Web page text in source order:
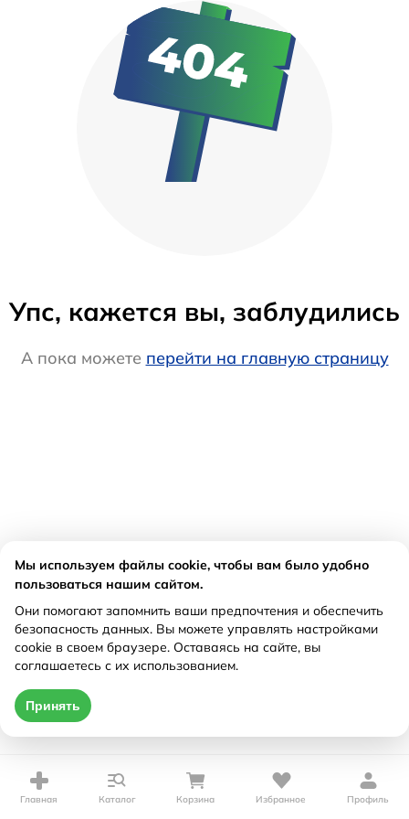
Упс, кажется вы, заблудились
А пока можете перейти на главную страницу
Главная Каталог Корзина Избранное Профиль
Мы используем файлы cookie, чтобы вам было удобно
пользоваться нашим сайтом.
Они помогают запомнить ваши предпочтения и обеспечить
безопасность данных. Вы можете управлять настройками
cookie в своем браузере. Оставаясь на сайте, вы
соглашаетесь с их использованием.
Принять